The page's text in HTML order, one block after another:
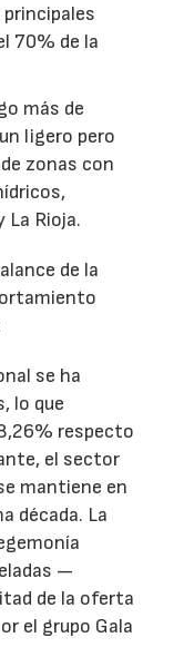
70% de la
más de
ligero pero
zonas con
La Rioja.
de la
se ha
lo que
respecto
el sector
mantiene en
década. La
—
de la oferta
el grupo Gala